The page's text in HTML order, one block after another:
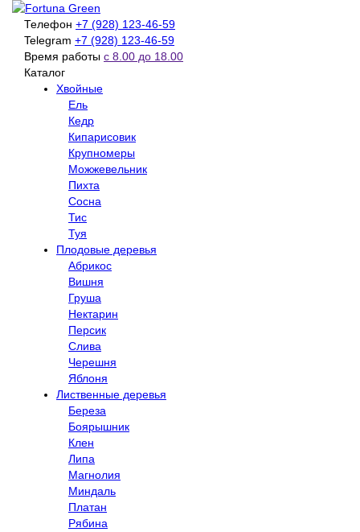
Телефон +7 (928) 123-46-59
Telegram +7 (928) 123-46-59
Время работы с 8.00 до 18.00
Каталог
Хвойные
Ель
Кедр
Кипарисовик
Крупномеры
Можжевельник
Пихта
Сосна
Тис
Туя
Плодовые деревья
Абрикос
Вишня
Груша
Нектарин
Персик
Слива
Черешня
Яблоня
Лиственные деревья
Береза
Боярышник
Клен
Липа
Магнолия
Миндаль
Платан
Рябина